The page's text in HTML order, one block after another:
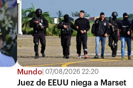
Mundo 07/08/2026 22:20
Juez de EEUU niega a Marset